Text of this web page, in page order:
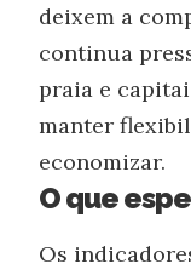
deixem a
continua
praia e
manter
economizar.
O que
Os